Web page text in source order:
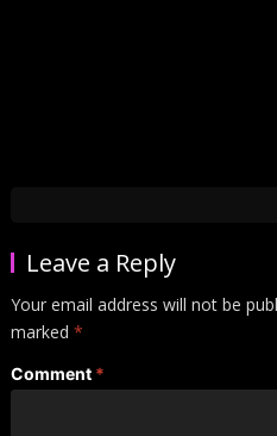
Leave a Reply
Your email address will not be
marked *
Comment *